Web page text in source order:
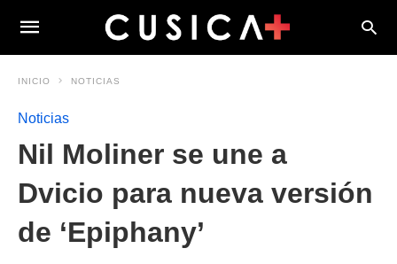
INICIO NOTICIAS
Noticias
Nil Moliner se une a
Dvicio para nueva versión
de ‘Epiphany’